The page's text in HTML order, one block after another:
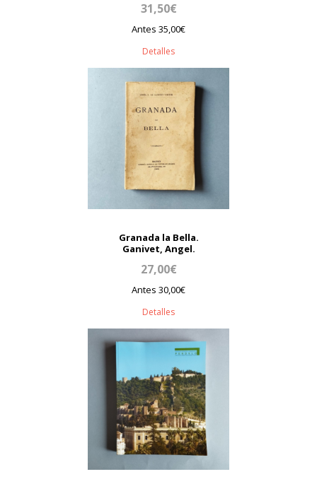
31,50€
Antes 35,00€
Detalles
Granada la Bella.
Ganivet, Angel.
27,00€
Antes 30,00€
Detalles